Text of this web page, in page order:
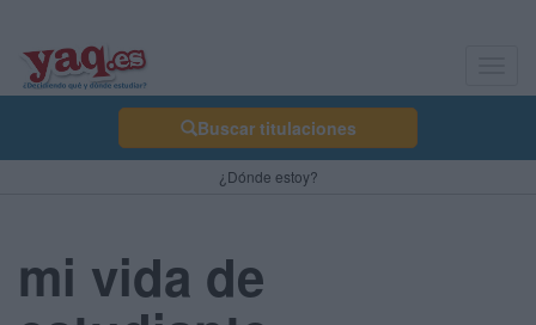
Buscar titulaciones
¿Dónde estoy?
mi vida de